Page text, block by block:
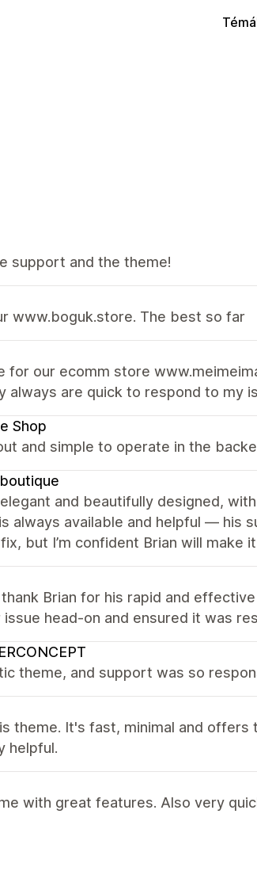
support and the theme!
www.boguk.store. The best so far
for our ecomm store
always are quick to respond to my
Shop
and simple to operate in the
and beautifully designed,
always available and helpful — his
but I’m confident Brian will make
Brian for his rapid and
head-on and ensured it was
theme, and support was so
theme. It's fast, minimal and
helpful.
with great features. Also very